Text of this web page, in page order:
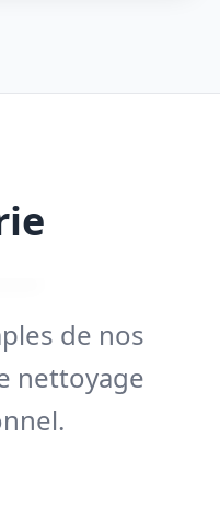
de nos
nettoyage